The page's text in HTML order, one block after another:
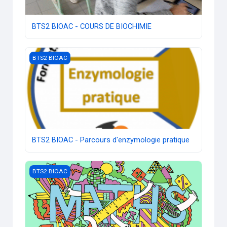
BTS2 BIOAC - COURS DE BIOCHIMIE
Image du cours BTS2 BIOAC - Parcours d'enzymologie
BTS2 BIOAC
BTS2 BIOAC - Parcours d'enzymologie pratique
Image du cours BTS2 BIOAC - Maths
BTS2 BIOAC